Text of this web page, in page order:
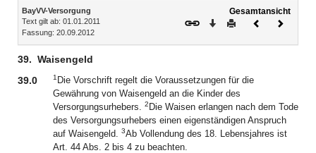
Inhalt
BayVV-Versorgung
Text gilt ab: 01.01.2011
Fassung: 20.09.2012
Gesamtansicht
Download
DruckenVorheriges
39. Waisengeld
39.0
1 Die Vorschrift regelt die Voraussetzungen für die
Gewährung von Waisengeld an die Kinder des
Versorgungsurhebers. 2 Die Waisen erlangen nach dem Tode
des Versorgungsurhebers einen eigenständigen Anspruch
auf Waisengeld. 3Ab Vollendung des 18. Lebensjahres ist
Art. 44 Abs. 2 bis 4 zu beachten.